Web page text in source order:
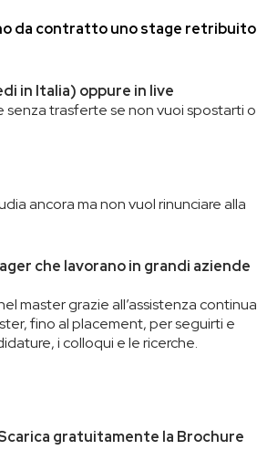
da contratto uno stage retribuito
in Italia) oppure in live
trasferte se non vuoi spostarti o
ancora ma non vuol rinunciare alla
che lavorano in grandi aziende
master grazie all’assistenza continua
fino al placement, per seguirti e
i colloqui e le ricerche.
gratuitamente la Brochure